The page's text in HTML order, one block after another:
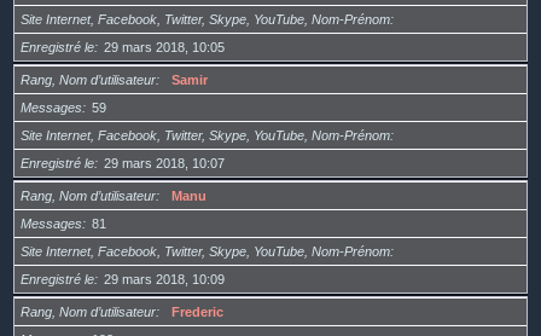
Site Internet, Facebook, Twitter, Skype, YouTube, Nom-Prénom
Enregistré le
29 mars 2018, 10:05
Rang, Nom d’utilisateur
Samir
Messages
59
Site Internet, Facebook, Twitter, Skype, YouTube, Nom-Prénom
Enregistré le
29 mars 2018, 10:07
Rang, Nom d’utilisateur
Manu
Messages
81
Site Internet, Facebook, Twitter, Skype, YouTube, Nom-Prénom
Enregistré le
29 mars 2018, 10:09
Rang, Nom d’utilisateur
Frederic